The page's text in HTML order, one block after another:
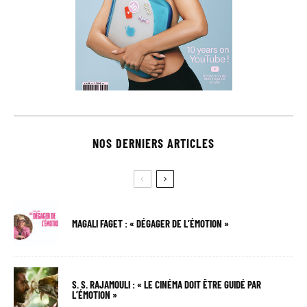
NOS DERNIERS ARTICLES
MAGALI FAGET : « DÉGAGER DE L’ÉMOTION »
S. S. RAJAMOULI : « LE CINÉMA DOIT ÊTRE GUIDÉ PAR
L’ÉMOTION »